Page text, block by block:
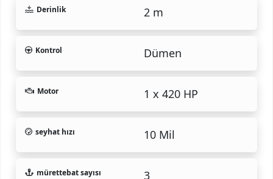
Derinlik 2 m
Kontrol Dümen
Motor 1 x 420 HP
seyhat hızı 10 Mil
mürettebat sayısı 3